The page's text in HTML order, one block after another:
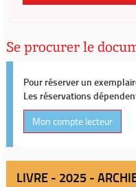
Se procurer le
Pour réserver un
Les réservations
Mon compte lecteur
LIVRE - 2025 -